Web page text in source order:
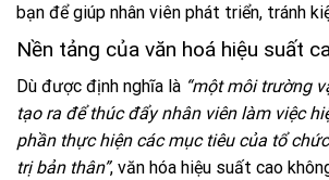
bạn để giúp nhân viên phát triển, tránh
Nền tảng của văn hoá hiệu suất
Dù được định nghĩa là “một môi trường
tạo ra để thúc đẩy nhân viên làm việc
phần thực hiện các mục tiêu của tổ
trị bản thân”, văn hóa hiệu suất cao